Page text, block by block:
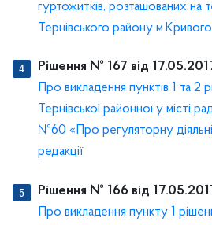
гуртожитків, розташованих на
Тернівського району
Рішення № 167 від
Про викладення пунктів 1 та 2
Тернівської районної у місті
№60 «Про регуляторну
редакції
Рішення № 166 від
Про викладення пункту 1